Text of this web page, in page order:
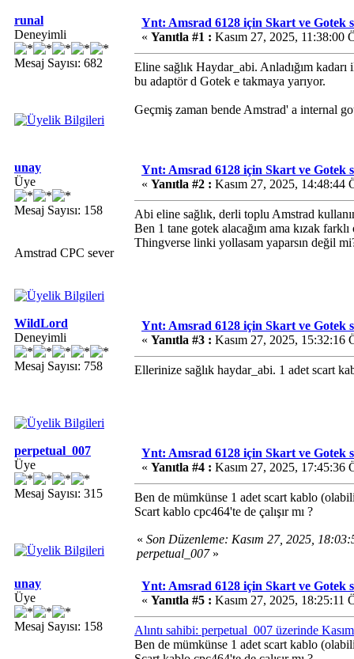
runal
Deneyimli
Mesaj Sayısı: 682
Ynt: Amsrad 6128 için Skart ve Gotek
« Yanıtla #1 : Kasım 27, 2025, 11:38:00
Eline sağlık Haydar_abi. Anladığım
bu adaptör d Gotek e takmaya yarıyor.
Geçmiş zaman bende Amstrad' a internal
unay
Üye
Mesaj Sayısı: 158
Amstrad CPC sever
Ynt: Amsrad 6128 için Skart ve Gotek
« Yanıtla #2 : Kasım 27, 2025, 14:48:44
Abi eline sağlık, derli toplu Amstrad
Ben 1 tane gotek alacağım ama kızak
Thingverse linki yollasam yaparsın değil
WildLord
Deneyimli
Mesaj Sayısı: 758
Ynt: Amsrad 6128 için Skart ve Gotek
« Yanıtla #3 : Kasım 27, 2025, 15:32:16
Ellerinize sağlık haydar_abi. 1 adet scart
perpetual_007
Üye
Mesaj Sayısı: 315
Ynt: Amsrad 6128 için Skart ve Gotek
« Yanıtla #4 : Kasım 27, 2025, 17:45:36
Ben de mümkünse 1 adet scart kablo
Scart kablo cpc464'te de çalışır mı ?
« Son Düzenleme: Kasım 27, 2025,
perpetual_007»
unay
Üye
Mesaj Sayısı: 158
Ynt: Amsrad 6128 için Skart ve Gotek
« Yanıtla #5 : Kasım 27, 2025, 18:25:11
Alıntı sahibi: perpetual_007 üzerinde
Ben de mümkünse 1 adet scart kablo